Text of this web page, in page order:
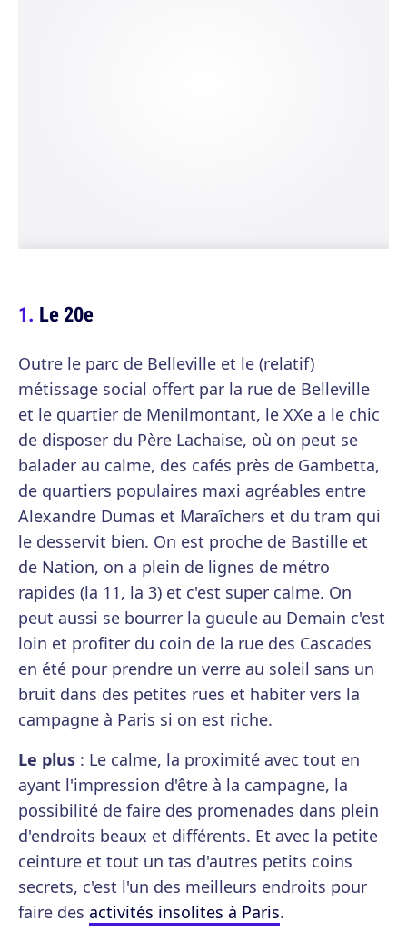
Le 20e
Outre le parc de Belleville et le (relatif)
métissage social offert par la rue de Belleville
et le quartier de Menilmontant, le XXe a le chic
de disposer du Père Lachaise, où on peut se
balader au calme, des cafés près de Gambetta,
de quartiers populaires maxi agréables entre
Alexandre Dumas et Maraîchers et du tram qui
le desservit bien. On est proche de Bastille et
de Nation, on a plein de lignes de métro
rapides (la 11, la 3) et c'est super calme. On
peut aussi se bourrer la gueule au Demain c'est
loin et profiter du coin de la rue des Cascades
en été pour prendre un verre au soleil sans un
bruit dans des petites rues et habiter vers la
campagne à Paris si on est riche.
Le plus : Le calme, la proximité avec tout en
ayant l'impression d'être à la campagne, la
possibilité de faire des promenades dans plein
d'endroits beaux et différents. Et avec la petite
ceinture et tout un tas d'autres petits coins
secrets, c'est l'un des meilleurs endroits pour
faire des activités insolites à Paris.